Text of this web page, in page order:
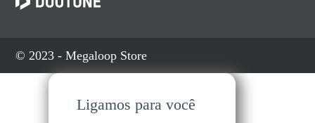
© 2023 - Megaloop Store
Ligamos para você